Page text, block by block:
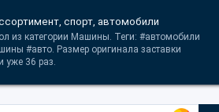
спорт, автомобили
из категории Машины. Теги: #автомобили
#авто. Размер оригинала заставки
уже 36 раз.